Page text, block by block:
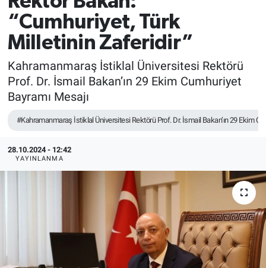
“Cumhuriyet, Türk
Milletinin Zaferidir”
Kahramanmaraş İstiklal Üniversitesi Rektörü
Prof. Dr. İsmail Bakan’ın 29 Ekim Cumhuriyet
Bayramı Mesajı
#Kahramanmaraş İstiklal Üniversitesi Rektörü Prof. Dr. İsmail Bakan’ın 29 Ekim
28.10.2024 - 12:42
YAYINLANMA
Politika
Ekonomi
Spor
TEKNOLOJİ
İlçeler
MAGAZİN
İstanbul Trafik Yoğunluk Haritası
Süper Lig Puan Durumu ve Fikstür
Tüm Manşetler